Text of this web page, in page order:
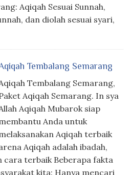
Aqiqah Sesuai Sunnah,
dan diolah sesuai syari,
Tembalang Semarang
Tembalang Semarang,
Aqiqah Semarang. In sya
Aqiqah Mubarok siap
Anda untuk
Aqiqah terbaik
Aqiqah adalah ibadah,
cara terbaik Beberapa fakta
kita: Hanya mencari